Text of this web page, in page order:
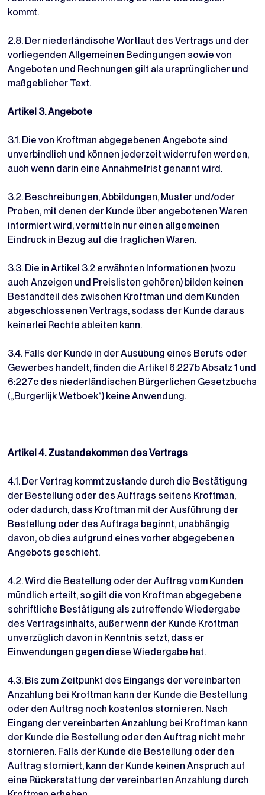
kommt.
2.8. Der niederländische Wortlaut des Vertrags und der
vorliegenden Allgemeinen Bedingungen sowie von
Angeboten und Rechnungen gilt als ursprünglicher und
maßgeblicher Text.
Artikel 3. Angebote
3.1. Die von Kroftman abgegebenen Angebote sind
unverbindlich und können jederzeit widerrufen werden,
auch wenn darin eine Annahmefrist genannt wird.
3.2. Beschreibungen, Abbildungen, Muster und/oder
Proben, mit denen der Kunde über angebotenen Waren
informiert wird, vermitteln nur einen allgemeinen
Eindruck in Bezug auf die fraglichen Waren.
3.3. Die in Artikel 3.2 erwähnten Informationen (wozu
auch Anzeigen und Preislisten gehören) bilden keinen
Bestandteil des zwischen Kroftman und dem Kunden
abgeschlossenen Vertrags, sodass der Kunde daraus
keinerlei Rechte ableiten kann.
3.4. Falls der Kunde in der Ausübung eines Berufs oder
Gewerbes handelt, finden die Artikel 6:227b Absatz 1 und
6:227c des niederländischen Bürgerlichen Gesetzbuchs
(„Burgerlijk Wetboek“) keine Anwendung.
Artikel 4. Zustandekommen des Vertrags
4.1. Der Vertrag kommt zustande durch die Bestätigung
der Bestellung oder des Auftrags seitens Kroftman,
oder dadurch, dass Kroftman mit der Ausführung der
Bestellung oder des Auftrags beginnt, unabhängig
davon, ob dies aufgrund eines vorher abgegebenen
Angebots geschieht.
4.2. Wird die Bestellung oder der Auftrag vom Kunden
mündlich erteilt, so gilt die von Kroftman abgegebene
schriftliche Bestätigung als zutreffende Wiedergabe
des Vertragsinhalts, außer wenn der Kunde Kroftman
unverzüglich davon in Kenntnis setzt, dass er
Einwendungen gegen diese Wiedergabe hat.
4.3. Bis zum Zeitpunkt des Eingangs der vereinbarten
Anzahlung bei Kroftman kann der Kunde die Bestellung
oder den Auftrag noch kostenlos stornieren. Nach
Eingang der vereinbarten Anzahlung bei Kroftman kann
der Kunde die Bestellung oder den Auftrag nicht mehr
stornieren. Falls der Kunde die Bestellung oder den
Auftrag storniert, kann der Kunde keinen Anspruch auf
eine Rückerstattung der vereinbarten Anzahlung durch